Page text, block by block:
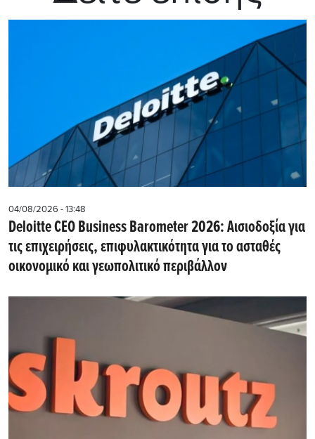
04/08/2026 - 13:48
Deloitte CEO Business Barometer 2026: Αισιοδοξία για
τις επιχειρήσεις, επιφυλακτικότητα για το ασταθές
οικονομικό και γεωπολιτικό περιβάλλον